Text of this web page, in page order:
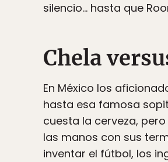
silencio… hasta que
Chela
En México los
hasta esa famosa
cuesta la cerveza,
las manos con sus
inventar el fútbol, los